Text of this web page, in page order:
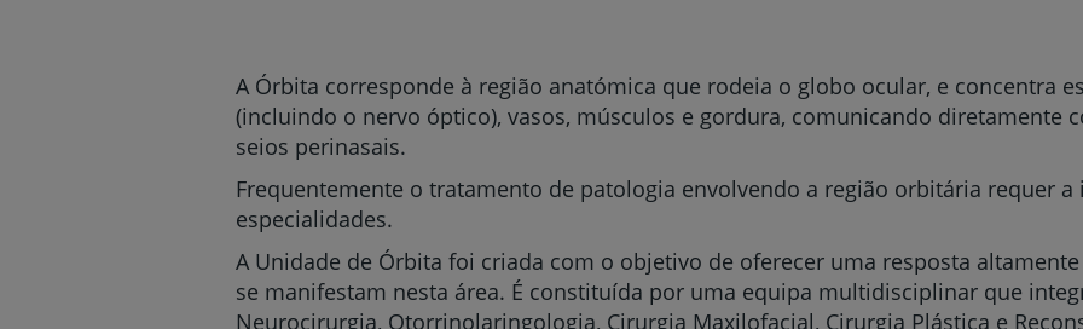
A Órbita corresponde à região anatómica que rodeia o globo ocular, e concentra
(incluindo o nervo óptico), vasos, músculos e gordura, comunicando diretamente
seios perinasais.
Frequentemente o tratamento de patologia envolvendo a região orbitária requer a
especialidades.
A Unidade de Órbita foi criada com o objetivo de oferecer uma resposta
se manifestam nesta área. É constituída por uma equipa multidisciplinar que
Neurocirurgia, Otorrinolaringologia, Cirurgia Maxilofacial, Cirurgia Plástica e